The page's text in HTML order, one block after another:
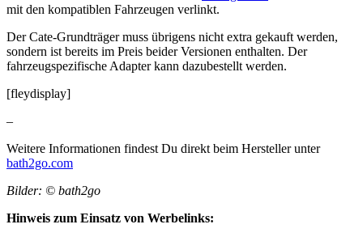
mit den kompatiblen Fahrzeugen verlinkt.
Der Cate-Grundträger muss übrigens nicht extra gekauft werden,
sondern ist bereits im Preis beider Versionen enthalten. Der
fahrzeugspezifische Adapter kann dazubestellt werden.
[fleydisplay]
–
Weitere Informationen findest Du direkt beim Hersteller unter
bath2go.com
Bilder: © bath2go
Hinweis zum Einsatz von Werbelinks: